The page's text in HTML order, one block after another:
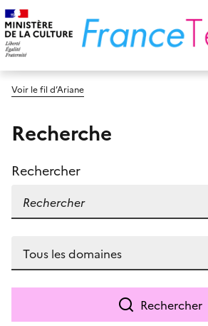
Voir le fil d’Ariane
Recherche
Rechercher
Rechercher